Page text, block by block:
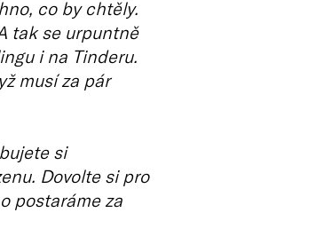
co by chtěly.
tak se urpuntně
i na Tinderu.
musí za pár
si
Dovolte si pro
postaráme za